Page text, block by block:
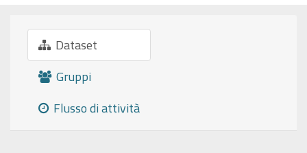
Dataset
Gruppi
Flusso di attività